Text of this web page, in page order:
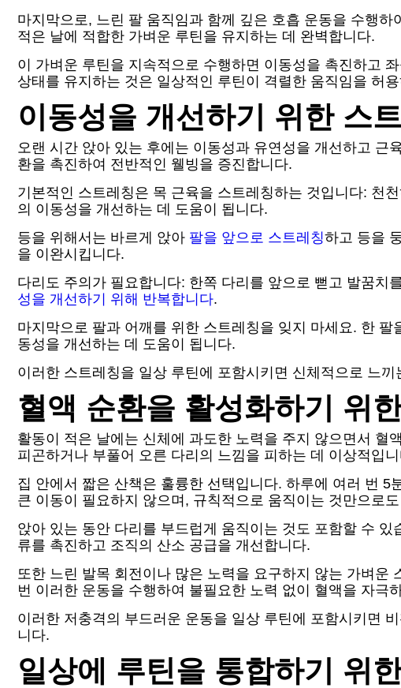
마지막으로, 느린 팔 움직임과 함께 깊은 호흡 운동을 수행
적은 날에 적합한 가벼운 루틴을 유지하는 데 완벽합니다.
이 가벼운 루틴을 지속적으로 수행하면 이동성을 촉진하고
상태를 유지하는 것은 일상적인 루틴이 격렬한 움직임을 허
이동성을 개선하기 위한 스
오랜 시간 앉아 있는 후에는 이동성과 유연성을 개선하고
환을 촉진하여 전반적인 웰빙을 증진합니다.
기본적인 스트레칭은 목 근육을 스트레칭하는 것입니다: 천
의 이동성을 개선하는 데 도움이 됩니다.
등을 위해서는 바르게 앉아 팔을 앞으로 스트레칭하고 등을
을 이완시킵니다.
다리도 주의가 필요합니다: 한쪽 다리를 앞으로 뻗고 발꿈
성을 개선하기 위해 반복합니다.
마지막으로 팔과 어깨를 위한 스트레칭을 잊지 마세요. 한
동성을 개선하는 데 도움이 됩니다.
이러한 스트레칭을 일상 루틴에 포함시키면 신체적으로 느
혈액 순환을 활성화하기 위
활동이 적은 날에는 신체에 과도한 노력을 주지 않으면서
피곤하거나 부풀어 오른 다리의 느낌을 피하는 데 이상적입
집 안에서 짧은 산책은 훌륭한 선택입니다. 하루에 여러 번
큰 이동이 필요하지 않으며, 규칙적으로 움직이는 것만으로
앉아 있는 동안 다리를 부드럽게 움직이는 것도 포함할 수
류를 촉진하고 조직의 산소 공급을 개선합니다.
또한 느린 발목 회전이나 많은 노력을 요구하지 않는 가벼운
번 이러한 운동을 수행하여 불필요한 노력 없이 혈액을 자극
이러한 저충격의 부드러운 운동을 일상 루틴에 포함시키면
니다.
일상에 루틴을 통합하기 위